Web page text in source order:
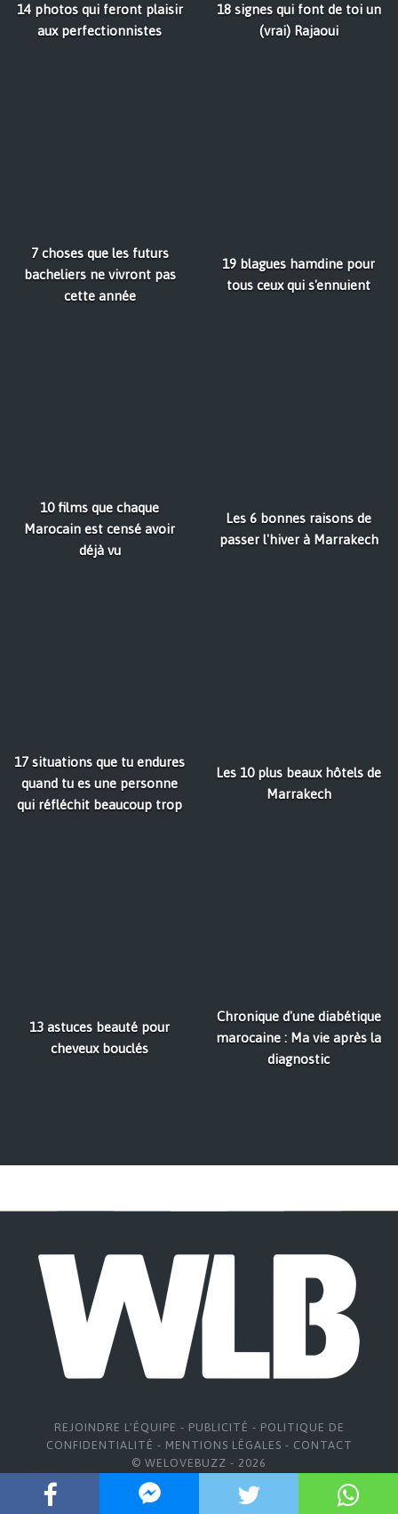
14 photos qui feront plaisir
aux perfectionnistes
18 signes qui font de toi un
(vrai) Rajaoui
7 choses que les futurs
bacheliers ne vivront pas
cette année
19 blagues hamdine pour
tous ceux qui s'ennuient
10 films que chaque
Marocain est censé avoir
déjà vu
Les 6 bonnes raisons de
passer l'hiver à Marrakech
17 situations que tu endures
quand tu es une personne
qui réfléchit beaucoup trop
Les 10 plus beaux hôtels de
Marrakech
13 astuces beauté pour
cheveux bouclés
Chronique d'une diabétique
marocaine : Ma vie après la
diagnostic
REJOINDRE L'ÉQUIPE - PUBLICITÉ - POLITIQUE DE
CONFIDENTIALITÉ - MENTIONS LÉGALES - CONTACT
© WELOVEBUZZ - 2026